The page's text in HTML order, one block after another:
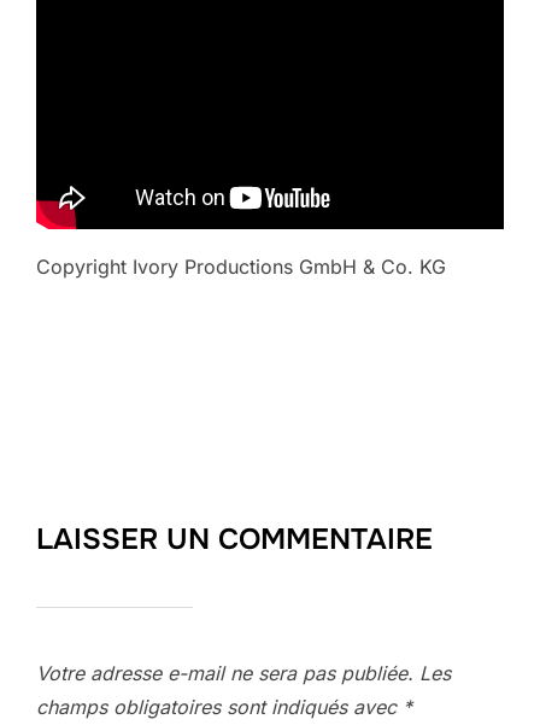
Copyright Ivory Productions GmbH & Co. KG
LAISSER UN COMMENTAIRE
Votre adresse e-mail ne sera pas publiée. Les
champs obligatoires sont indiqués avec *